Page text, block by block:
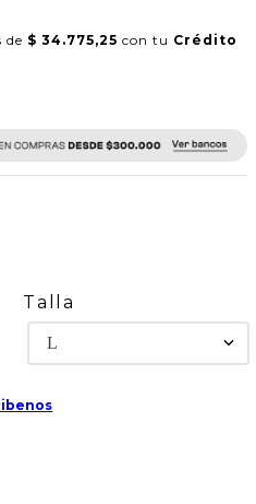
de $ 34.775,25 con tu Crédito
Talla
L